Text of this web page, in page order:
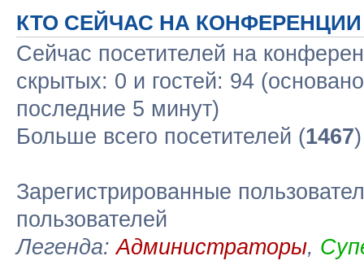
КТО СЕЙЧАС НА КОНФЕРЕНЦИИ
Сейчас посетителей на
скрытых: 0 и гостей: 94
последние 5 минут)
Больше всего посетителей (1467
Зарегистрированные
пользователей
Легенда:Администраторы,